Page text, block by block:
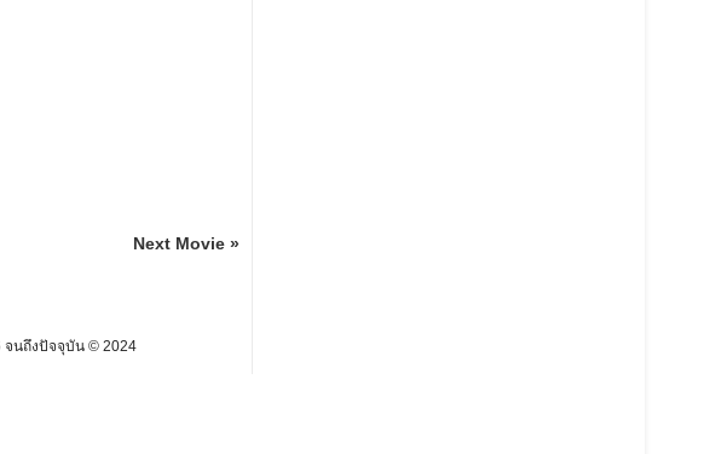
Next Movie »
จนถึงปัจจุบัน © 2024